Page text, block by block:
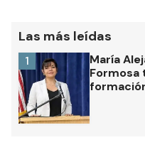
Las más leídas
María
Formosa
1